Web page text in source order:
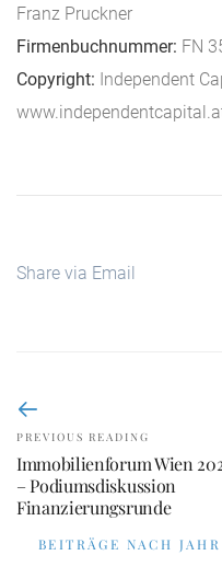
Franz Pruckner
Firmenbuchnummer: FN
Copyright: Independent
Share via Email
PREVIOUS READING
Immobilienforum Wien
– Podiumsdiskussion
Finanzierungsrunde
BEITRÄGE NACH JAHR